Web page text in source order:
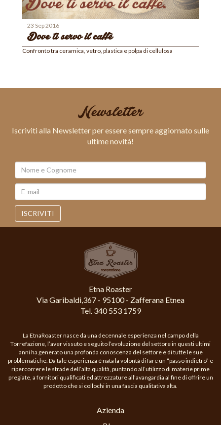
23 Sep 2016
Dove ti servo il caffè
Confronto tra ceramica, vetro, plastica e polpa di cellulosa
Newsletter
Iscriviti alla Newsletter per essere sempre aggiornato sulle
ultime novità!
ISCRIVITI
Etna Roaster
Via Garibaldi,367 - 95100 - Zafferana Etnea
Tel. 340 553 1759
La EtnaRoaster nasce da una decennale esperienza nel campo della
Torrefazione, l’aver vissuto e seguito l’evoluzione del settore in questi ultimi
anni ha generato una profonda conoscenza del settore e di tutte le sue
problematiche. Da tale esperienza è nata la volontà di fare un “passo indietro” e
ripercorrere le strade dell’alta qualità, puntando all’utilizzo di materie prime
pregiate, a fornitori qualificati ed attrezzature all’avangardia al fine di offrire un
prodotto che si collochi in una fascia qualitativa alta.
Azienda